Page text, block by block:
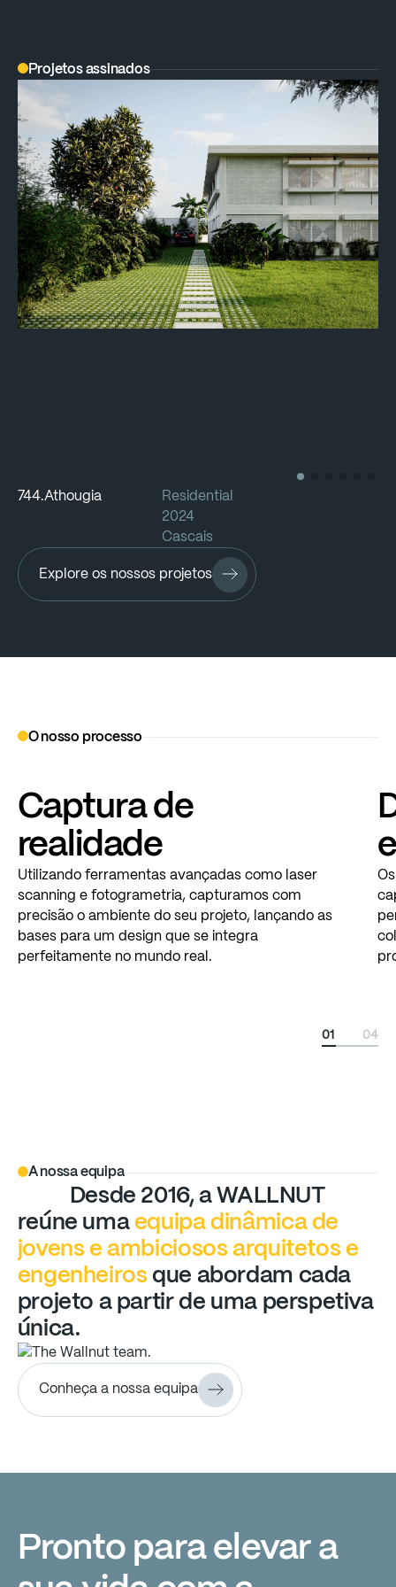
Projetos assinados
744.Athougia
Residential
2024
Cascais
Explore os nossos projetos
O nosso processo
Captura de
realidade
Utilizando ferramentas avançadas como laser
scanning e fotogrametria, capturamos com
precisão o ambiente do seu projeto, lançando as
bases para um design que se integra
perfeitamente no mundo real.
01 04
A nossa equipa
Desde 2016, a WALLNUT
reúne uma equipa dinâmica de
jovens e ambiciosos arquitetos e
engenheiros que abordam cada
projeto a partir de uma perspetiva
única.
Conheça a nossa equipa
Pronto para elevar a
Pronto para elevar a